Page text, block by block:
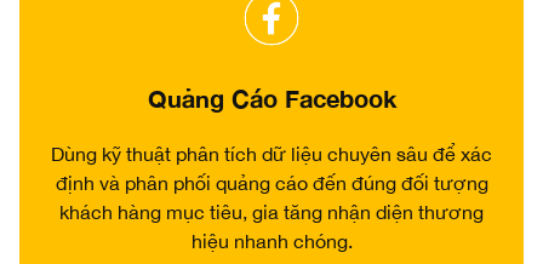
Quảng Cáo Facebook
Dùng kỹ thuật phân tích dữ liệu chuyên sâu để xác
định và phân phối quảng cáo đến đúng đối tượng
khách hàng mục tiêu, gia tăng nhận diện thương
hiệu nhanh chóng.